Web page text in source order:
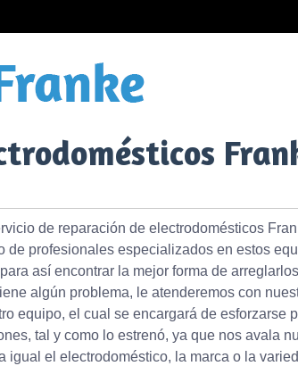
de reparación de electrodomésticos
de profesionales especializados en estos
así encontrar la mejor forma de
algún problema, le atenderemos con
equipo, el cual se encargará de esforzarse
tal y como lo estrenó, ya que nos avala
igual el electrodoméstico, la marca o la